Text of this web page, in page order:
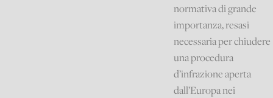
normativa di grande
importanza, resasi
necessaria per chiudere
una procedura
d’infrazione aperta
dall’Europa nei